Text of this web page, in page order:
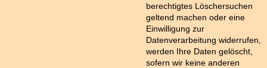
berechtigtes Löschersuchen
geltend machen oder eine
Einwilligung zur
Datenverarbeitung widerrufen,
werden Ihre Daten gelöscht,
sofern wir keine anderen